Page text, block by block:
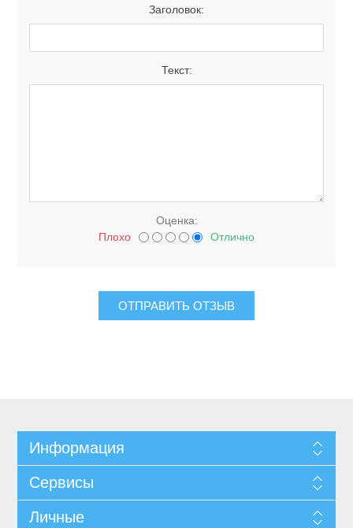
Заголовок:
Текст:
Оценка:
Плохо
Отлично
Информация
Сервисы
Личные